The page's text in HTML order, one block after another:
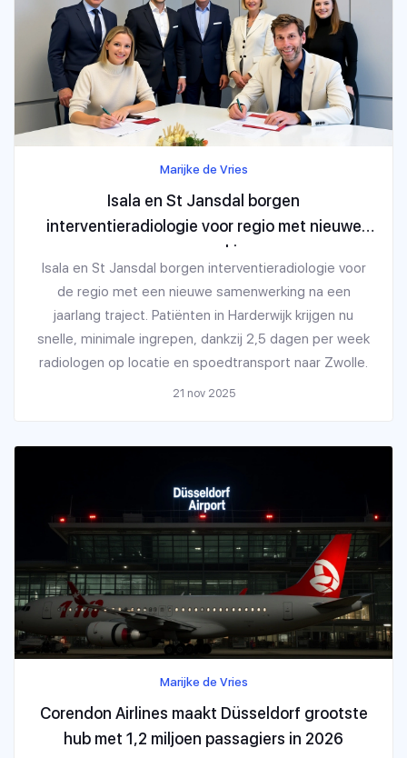
Marijke de Vries
Isala en St Jansdal borgen
interventieradiologie voor regio met nieuwe
samenwerking
Isala en St Jansdal borgen interventieradiologie voor
de regio met een nieuwe samenwerking na een
jaarlang traject. Patiënten in Harderwijk krijgen nu
snelle, minimale ingrepen, dankzij 2,5 dagen per week
radiologen op locatie en spoedtransport naar Zwolle.
21 nov 2025
Marijke de Vries
Corendon Airlines maakt Düsseldorf grootste
hub met 1,2 miljoen passagiers in 2026